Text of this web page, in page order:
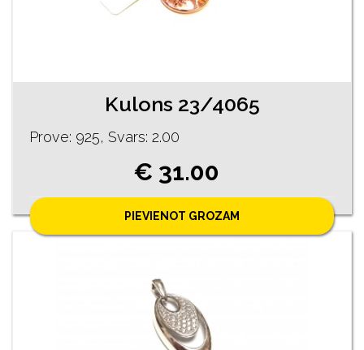
Kulons 23/4065
Prove: 925, Svars: 2.00
€ 31.00
PIEVIENOT GROZAM